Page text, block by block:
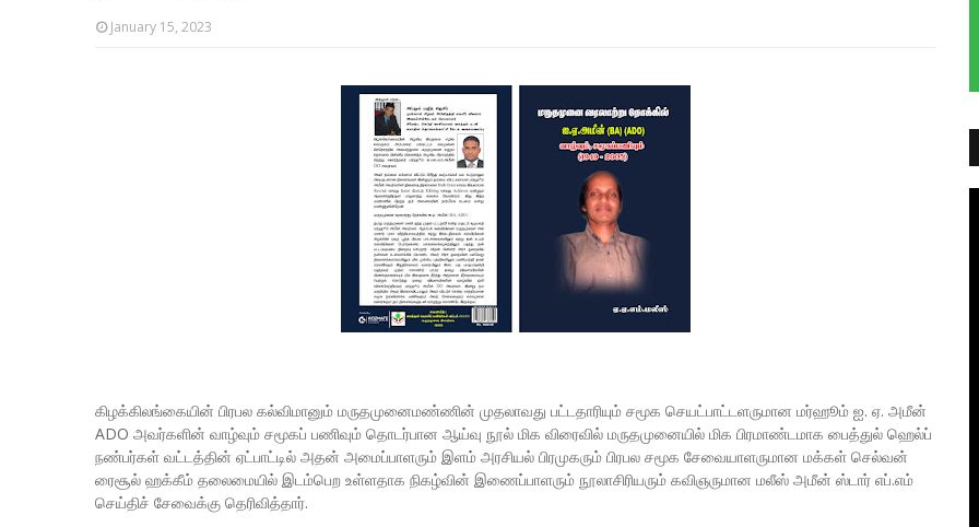
January 15, 2023
கிழக்கிலங்கையின் பிரபல கல்விமானும் மருதமுனைமண்ணின் முதலாவது பட்டதாரியும் சமூக செயட்பாட்டளருமான மர்ஹூம் ஐ. ஏ. அமீன்
ADO அவர்களின் வாழ்வும் சமூகப் பணிவும் தொடர்பான ஆய்வு நூல் மிக விரைவில் மருதமுனையில் மிக பிரமாண்டமாக பைத்துல் ஹெல்ப்
நண்பர்கள் வட்டத்தின் ஏட்பாட்டில் அதன் அமைப்பாளரும் இளம் அரசியல் பிரமுகரும் பிரபல சமூக சேவையாளருமான மக்கள் செல்வன்
ரைசூல் ஹக்கீம் தலைமையில் இடம்பெற உள்ளதாக நிகழ்வின் இணைப்பாளரும் நூலாசிரியரும் கவிஞருமான மலீஸ் அமீன் ஸ்டார் எப்.எம்
செய்திச் சேவைக்கு தெரிவித்தார்.